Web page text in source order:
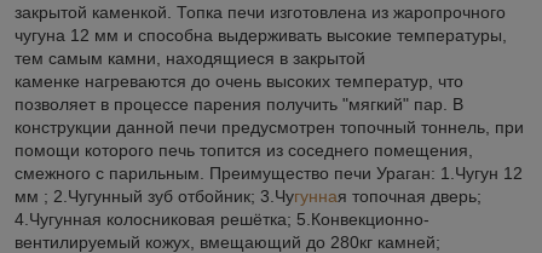
закрытой каменкой. Топка печи изготовлена из жаропрочного
чугуна 12 мм и способна выдерживать высокие температуры,
тем самым камни, находящиеся в закрытой
каменке нагреваются до очень высоких температур, что
позволяет в процессе парения получить "мягкий" пар. В
конструкции данной печи предусмотрен топочный тоннель, при
помощи которого печь топится из соседнего помещения,
смежного с парильным. Преимущество печи Ураган: 1.Чугун 12
мм ; 2.Чугунный зуб отбойник; 3.Чугунная топочная дверь;
4.Чугунная колосниковая решётка; 5.Конвекционно-
вентилируемый кожух, вмещающий до 280кг камней;